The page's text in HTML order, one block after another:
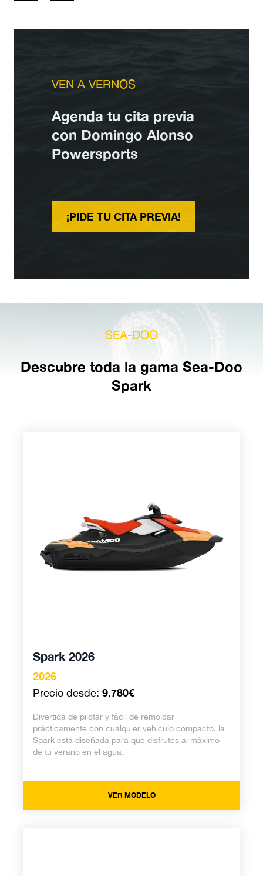
VEN A VERNOS
Agenda tu cita previa
con Domingo Alonso
Powersports
¡PIDE TU CITA PREVIA!
SEA-DOO
Descubre toda la gama Sea-Doo
Spark
Spark 2026
2026
Precio desde: 9.780€
Divertida de pilotar y fácil de remolcar
prácticamente con cualquier vehículo compacto, la
Spark está diseñada para que disfrutes al máximo
de tu verano en el agua.
VER MODELO